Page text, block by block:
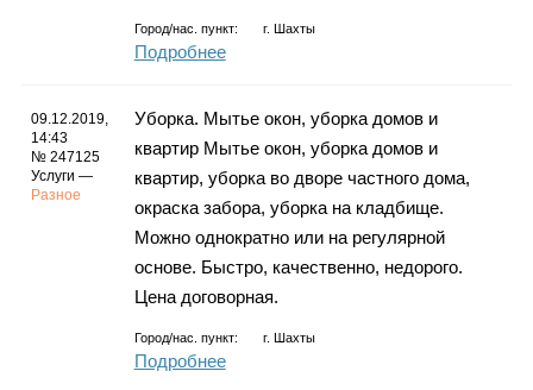
Город/нас. пункт: г. Шахты
Подробнее
09.12.2019,
14:43
№ 247125
Услуги —
Разное
Уборка. Мытье окон, уборка домов и
квартир Мытье окон, уборка домов и
квартир, уборка во дворе частного дома,
окраска забора, уборка на кладбище.
Можно однократно или на регулярной
основе. Быстро, качественно, недорого.
Цена договорная.
Город/нас. пункт: г. Шахты
Подробнее